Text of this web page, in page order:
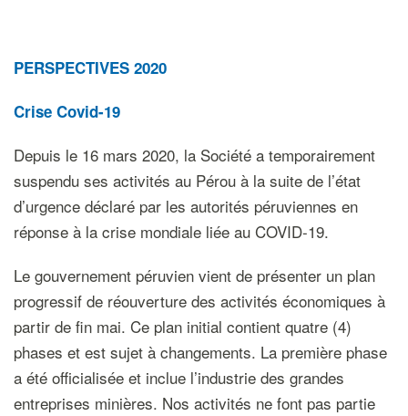
PERSPECTIVES 2020
Crise Covid-19
Depuis le 16 mars 2020, la Société a temporairement
suspendu ses activités au Pérou à la suite de l’état
d’urgence déclaré par les autorités péruviennes en
réponse à la crise mondiale liée au COVID-19.
Le gouvernement péruvien vient de présenter un plan
progressif de réouverture des activités économiques à
partir de fin mai. Ce plan initial contient quatre (4)
phases et est sujet à changements. La première phase
a été officialisée et inclue l’industrie des grandes
entreprises minières. Nos activités ne font pas partie